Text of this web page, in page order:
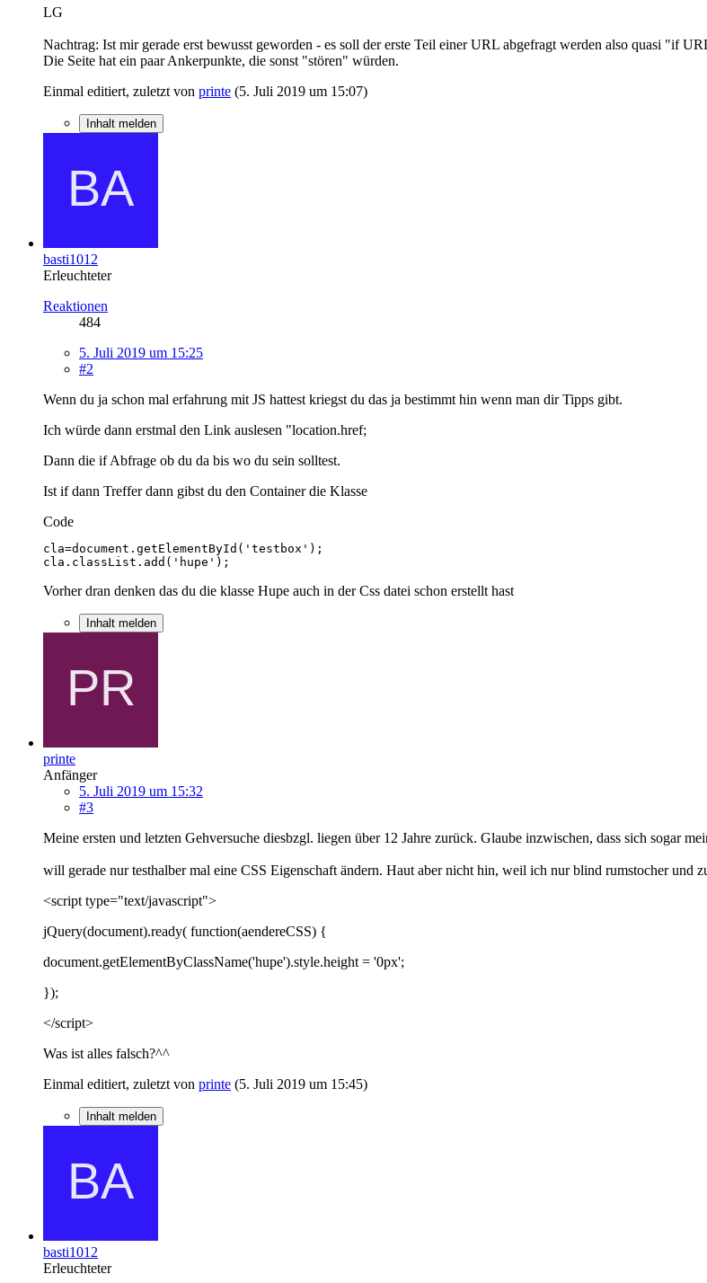
LG
Nachtrag: Ist mir gerade erst bewusst geworden - es soll der erste Teil einer URL abgefragt werden also quasi "if
Die Seite hat ein paar Ankerpunkte, die sonst "stören" würden.
Einmal editiert, zuletzt von printe (5. Juli 2019 um 15:07)
Inhalt melden
basti1012
Erleuchteter
Reaktionen
484
5. Juli 2019 um 15:25
#2
Wenn du ja schon mal erfahrung mit JS hattest kriegst du das ja bestimmt hin wenn man dir Tipps gibt.
Ich würde dann erstmal den Link auslesen "location.href;
Dann die if Abfrage ob du da bis wo du sein solltest.
Ist if dann Treffer dann gibst du den Container die Klasse
Code
cla.classList.add('hupe');
Vorher dran denken das du die klasse Hupe auch in der Css datei schon erstellt hast
Inhalt melden
printe
Anfänger
5. Juli 2019 um 15:32
#3
Meine ersten und letzten Gehversuche diesbzgl. liegen über 12 Jahre zurück. Glaube inzwischen, dass sich sogar
will gerade nur testhalber mal eine CSS Eigenschaft ändern. Haut aber nicht hin, weil ich nur blind rumstocher und
<script type="text/javascript">
jQuery(document).ready( function(aendereCSS) {
document.getElementByClassName('hupe').style.height = '0px';
});
</script>
Was ist alles falsch?^^
Einmal editiert, zuletzt von printe (5. Juli 2019 um 15:45)
Inhalt melden
basti1012
Erleuchteter